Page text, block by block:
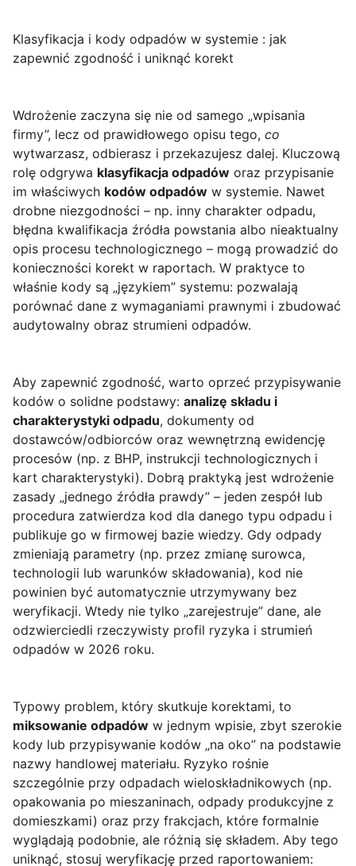
Klasyfikacja i kody odpadów w systemie : jak
zapewnić zgodność i uniknąć korekt
Wdrożenie zaczyna się nie od samego „wpisania
firmy”, lecz od prawidłowego opisu tego, co
wytwarzasz, odbierasz i przekazujesz dalej. Kluczową
rolę odgrywa klasyfikacja odpadów oraz przypisanie
im właściwych kodów odpadów w systemie. Nawet
drobne niezgodności – np. inny charakter odpadu,
błędna kwalifikacja źródła powstania albo nieaktualny
opis procesu technologicznego – mogą prowadzić do
konieczności korekt w raportach. W praktyce to
właśnie kody są „językiem” systemu: pozwalają
porównać dane z wymaganiami prawnymi i zbudować
audytowalny obraz strumieni odpadów.
Aby zapewnić zgodność, warto oprzeć przypisywanie
kodów o solidne podstawy: analizę składu i
charakterystyki odpadu, dokumenty od
dostawców/odbiorców oraz wewnętrzną ewidencję
procesów (np. z BHP, instrukcji technologicznych i
kart charakterystyki). Dobrą praktyką jest wdrożenie
zasady „jednego źródła prawdy” – jeden zespół lub
procedura zatwierdza kod dla danego typu odpadu i
publikuje go w firmowej bazie wiedzy. Gdy odpady
zmieniają parametry (np. przez zmianę surowca,
technologii lub warunków składowania), kod nie
powinien być automatycznie utrzymywany bez
weryfikacji. Wtedy nie tylko „zarejestruje” dane, ale
odzwierciedli rzeczywisty profil ryzyka i strumień
odpadów w 2026 roku.
Typowy problem, który skutkuje korektami, to
miksowanie odpadów w jednym wpisie, zbyt szerokie
kody lub przypisywanie kodów „na oko” na podstawie
nazwy handlowej materiału. Ryzyko rośnie
szczególnie przy odpadach wieloskładnikowych (np.
opakowania po mieszaninach, odpady produkcyjne z
domieszkami) oraz przy frakcjach, które formalnie
wyglądają podobnie, ale różnią się składem. Aby tego
uniknąć, stosuj weryfikację przed raportowaniem: